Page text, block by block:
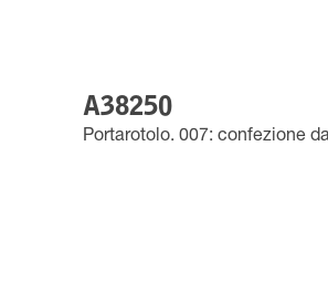
A38250
Portarotolo. 007: confezione